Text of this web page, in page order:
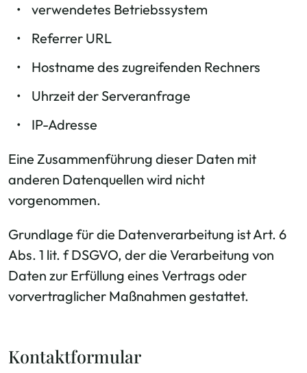
verwendetes Betriebssystem
Referrer URL
Hostname des zugreifenden Rechners
Uhrzeit der Serveranfrage
IP-Adresse
Eine Zusammenführung dieser Daten mit
anderen Datenquellen wird nicht
vorgenommen.
Grundlage für die Datenverarbeitung ist Art. 6
Abs. 1 lit. f DSGVO, der die Verarbeitung von
Daten zur Erfüllung eines Vertrags oder
vorvertraglicher Maßnahmen gestattet.
Kontaktformular